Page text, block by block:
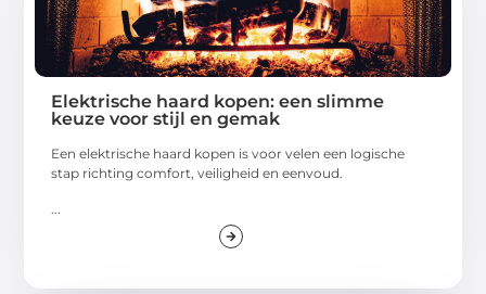
Elektrische haard kopen: een slimme
keuze voor stijl en gemak
Een elektrische haard kopen is voor velen een logische
stap richting comfort, veiligheid en eenvoud.